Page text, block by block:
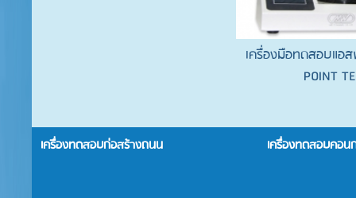
เครื่องมือทดสอบแอส
POINT
เครื่องทดสอบก่อสร้างถนน เครื่องทดสอบคอน